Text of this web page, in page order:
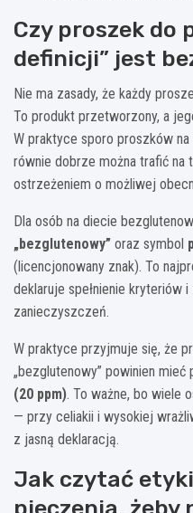
Czy proszek do
definicji” jest
Nie ma zasady, że każdy
To produkt przetworzony, a
W praktyce sporo proszków
równie dobrze można trafić na
ostrzeżeniem o możliwej
Dla osób na diecie
„bezglutenowy” oraz symbol
(licencjonowany znak). To
deklaruje spełnienie kryteriów
zanieczyszczeń.
W praktyce przyjmuje się, że
„bezglutenowy” powinien mieć
(20 ppm). To ważne, bo wiele
— przy celiakii i wysokiej
z jasną deklaracją.
Jak czytać